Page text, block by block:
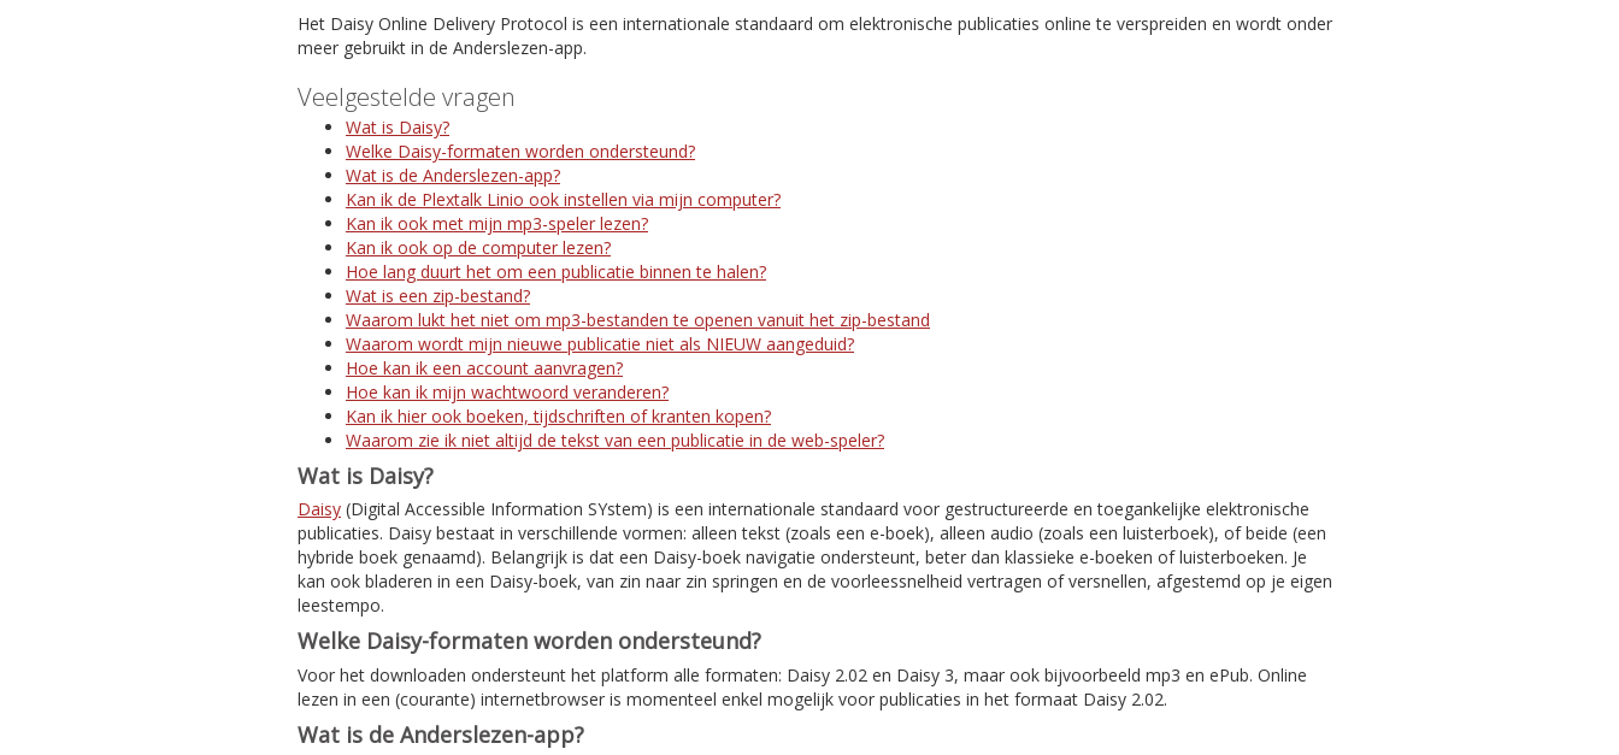
Het Daisy Online Delivery Protocol is een internationale standaard om elektronische publicaties online te verspreiden en wordt onder
meer gebruikt in de Anderslezen-app.
Veelgestelde vragen
Wat is Daisy?
Welke Daisy-formaten worden ondersteund?
Wat is de Anderslezen-app?
Kan ik de Plextalk Linio ook instellen via mijn computer?
Kan ik ook met mijn mp3-speler lezen?
Kan ik ook op de computer lezen?
Hoe lang duurt het om een publicatie binnen te halen?
Wat is een zip-bestand?
Waarom lukt het niet om mp3-bestanden te openen vanuit het zip-bestand
Waarom wordt mijn nieuwe publicatie niet als NIEUW aangeduid?
Hoe kan ik een account aanvragen?
Hoe kan ik mijn wachtwoord veranderen?
Kan ik hier ook boeken, tijdschriften of kranten kopen?
Waarom zie ik niet altijd de tekst van een publicatie in de web-speler?
Wat is Daisy?
Daisy (Digital Accessible Information SYstem) is een internationale standaard voor gestructureerde en toegankelijke elektronische
publicaties. Daisy bestaat in verschillende vormen: alleen tekst (zoals een e-boek), alleen audio (zoals een luisterboek), of beide (een
hybride boek genaamd). Belangrijk is dat een Daisy-boek navigatie ondersteunt, beter dan klassieke e-boeken of luisterboeken. Je
kan ook bladeren in een Daisy-boek, van zin naar zin springen en de voorleessnelheid vertragen of versnellen, afgestemd op je eigen
leestempo.
Welke Daisy-formaten worden ondersteund?
Voor het downloaden ondersteunt het platform alle formaten: Daisy 2.02 en Daisy 3, maar ook bijvoorbeeld mp3 en ePub. Online
lezen in een (courante) internetbrowser is momenteel enkel mogelijk voor publicaties in het formaat Daisy 2.02.
Wat is de Anderslezen-app?